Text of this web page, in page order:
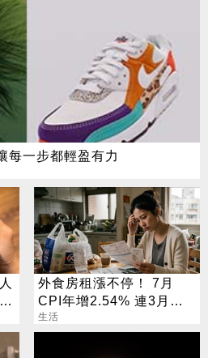
每一步都輕盈有力
外食房租漲不停！ 7月
CPI年增2.54% 連3月突
破通膨警戒
生活